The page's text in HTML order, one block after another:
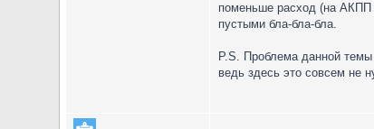
поменьше расход (на АКПП
пустыми бла-бла-бла.
P.S. Проблема данной
ведь здесь это совсем не